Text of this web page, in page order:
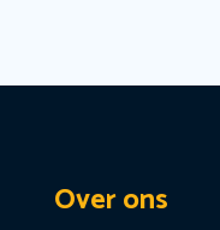
Over ons